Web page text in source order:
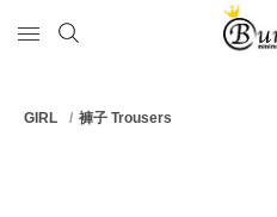
GIRL 褲子 Trousers